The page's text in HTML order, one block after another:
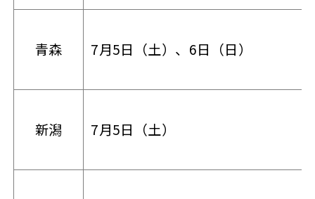
青森 7月5日（土）、6日（日）
新潟 7月5日（土）